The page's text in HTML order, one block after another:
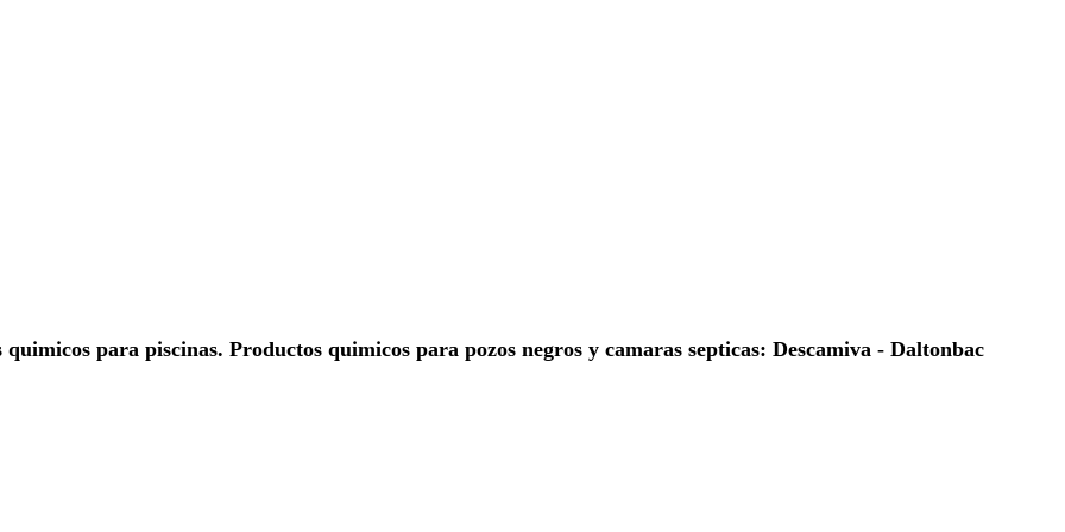
para piscinas. Productos quimicos para pozos negros y camaras septicas: Descamiva - Daltonbac